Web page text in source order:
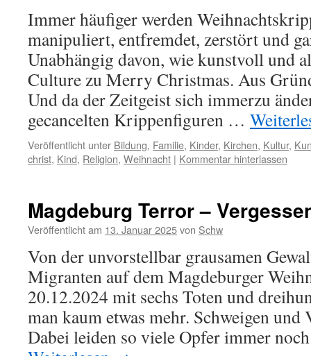
Immer häufiger werden
manipuliert, entfremdet, zerstört und
Unabhängig davon, wie kunstvoll und
Culture zu Merry Christmas. Aus
Und da der Zeitgeist sich immerzu
gecancelten Krippenfiguren …
Veröffentlicht unter Bildung, Familie, Kinder, Kirchen, Kultur,
christ, Kind, Religion, Weihnacht | Kommentar hinterlassen
Magdeburg Terror –
Veröffentlicht am 13. Januar 2025von Schw
Von der unvorstellbar grausamen
Migranten auf dem Magdeburger
20.12.2024 mit sechs Toten und
man kaum etwas mehr. Schweigen und
Dabei leiden so viele Opfer immer